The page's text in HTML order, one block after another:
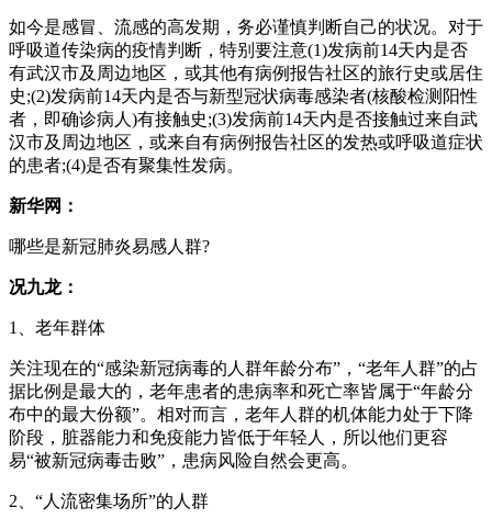
如今是感冒、流感的高发期，务必谨慎判断自己的状况。对于
呼吸道传染病的疫情判断，特别要注意(1)发病前14天内是否
有武汉市及周边地区，或其他有病例报告社区的旅行史或居住
史;(2)发病前14天内是否与新型冠状病毒感染者(核酸检测阳性
者，即确诊病人)有接触史;(3)发病前14天内是否接触过来自武
汉市及周边地区，或来自有病例报告社区的发热或呼吸道症状
的患者;(4)是否有聚集性发病。
新华网：
哪些是新冠肺炎易感人群?
况九龙：
1、老年群体
关注现在的“感染新冠病毒的人群年龄分布”，“老年人群”的占
据比例是最大的，老年患者的患病率和死亡率皆属于“年龄分
布中的最大份额”。相对而言，老年人群的机体能力处于下降
阶段，脏器能力和免疫能力皆低于年轻人，所以他们更容
易“被新冠病毒击败”，患病风险自然会更高。
2、“人流密集场所”的人群